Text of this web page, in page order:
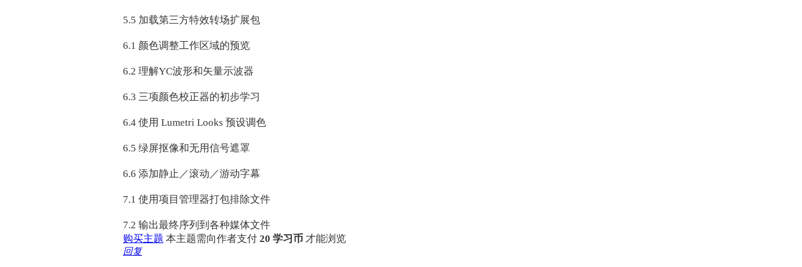
5.5 加载第三方特效转场扩展包
6.1 颜色调整工作区域的预览
6.2 理解YC波形和矢量示波器
6.3 三项颜色校正器的初步学习
6.4 使用 Lumetri Looks 预设调色
6.5 绿屏抠像和无用信号遮罩
6.6 添加静止／滚动／游动字幕
7.1 使用项目管理器打包排除文件
7.2 输出最终序列到各种媒体文件
购买主题 本主题需向作者支付 20 学习币 才能浏览
回复